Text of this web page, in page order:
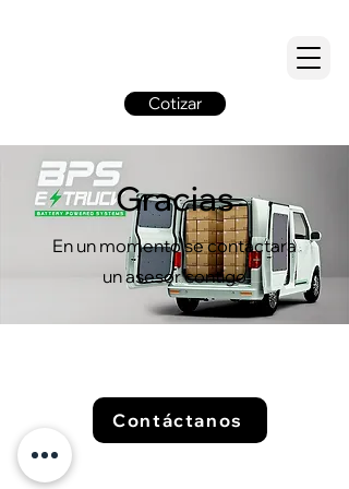
Cotizar
Gracias
En un momento se contactara
un asesor contigo
Contáctanos